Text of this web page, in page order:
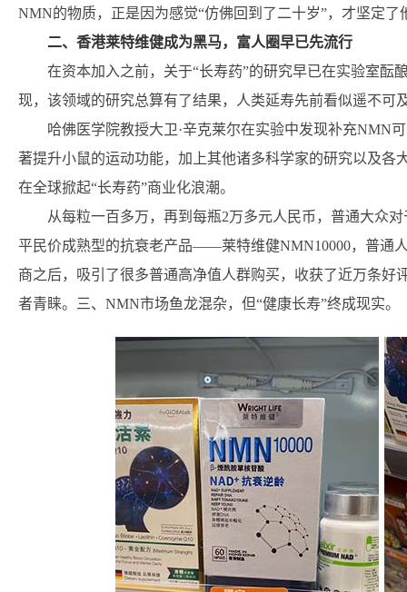
NMN的物质，正是因为感觉“仿佛回到了二十岁”，才坚定了
二、香港莱特维健成为黑马，富人圈早已先流行
在资本加入之前，关于“长寿药”的研究早已在实验室酝
现，该领域的研究总算有了结果，人类延寿先前看似遥不可
哈佛医学院教授大卫·辛克莱尔在实验中发现补充NMN
著提升小鼠的运动功能，加上其他诸多科学家的研究以及
在全球掀起“长寿药”商业化浪潮。
从每粒一百多万，再到每瓶2万多元人民币，普通大众
平民价成熟型的抗衰老产品——莱特维健NMN10000，普通
商之后，吸引了很多普通高净值人群购买，收获了近万条好
者青睐。三、NMN市场鱼龙混杂，但“健康长寿”终成现实。